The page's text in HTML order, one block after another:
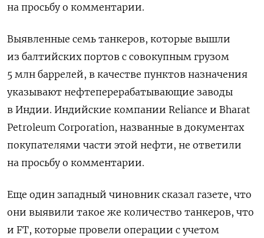
на просьбу о комментарии.
Выявленные семь танкеров, которые вышли
из балтийских портов с совокупным грузом
5 млн баррелей, в качестве пунктов назначения
указывают нефтеперерабатывающие заводы
в Индии. Индийские компании Reliance и Bharat
Petroleum Corporation, названные в документах
покупателями части этой нефти, не ответили
на просьбу о комментарии.
Еще один западный чиновник сказал газете, что
они выявили такое же количество танкеров, что
и FT, которые провели операции с учетом